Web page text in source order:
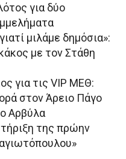
για δύο
μιλάμε δημόσια»:
με τον Στάθη
για τις VIP ΜΕΘ:
στον Άρειο Πάγο
Αρβύλα
της πρώην